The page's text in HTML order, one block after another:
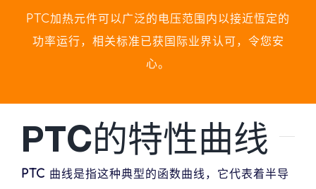
PTC加热元件可以广泛的电压范围内以接近恆定的
功率运行，相关标准已获国际业界认可，令您安
心。
PTC的特性曲线
PTC 曲线是指这种典型的函数曲线，它代表着半导